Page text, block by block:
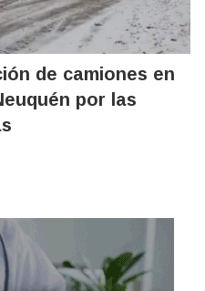
de camiones en
por las